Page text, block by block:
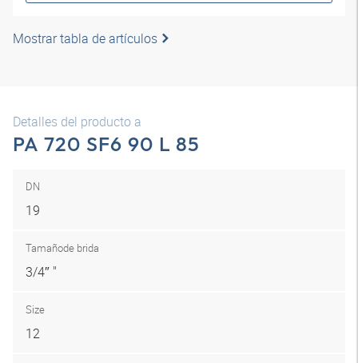
Mostrar tabla de artículos
Detalles del producto a
PA 720 SF6 90 L 85
DN
19
Tamañode brida
3/4″ "
Size
12